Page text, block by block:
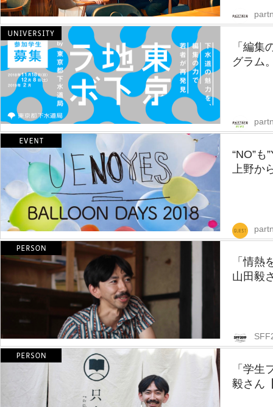
「編集
グラム
“NO”も
上野か
「情熱
山田毅
「学生
毅さん